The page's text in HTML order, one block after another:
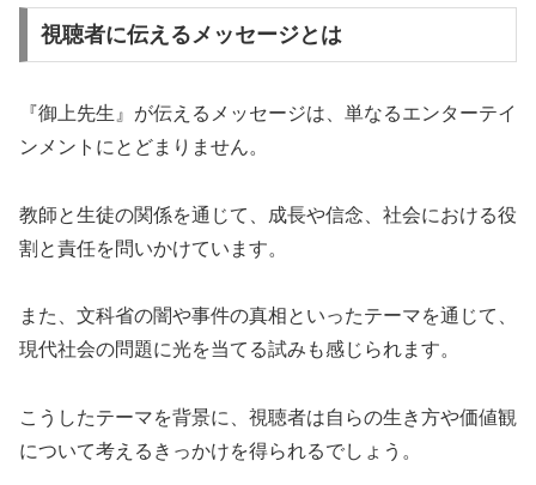
視聴者に伝えるメッセージとは
『御上先生』が伝えるメッセージは、単なるエンターテイ
ンメントにとどまりません。
教師と生徒の関係を通じて、成長や信念、社会における役
割と責任を問いかけています。
また、文科省の闇や事件の真相といったテーマを通じて、
現代社会の問題に光を当てる試みも感じられます。
こうしたテーマを背景に、視聴者は自らの生き方や価値観
について考えるきっかけを得られるでしょう。